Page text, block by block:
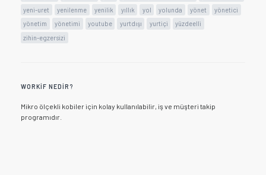
yeni-uret
yenilenme yenilik yıllık yol yolunda yönet
yönetici
yönetim
yönetimi youtube yurtdışı yurtiçi
yüzdeelli
zihin-egzersizi
WORKIF NEDIR?
Mikro ölçekli kobiler için kolay kullanılabilir, iş ve müşteri takip
programıdır.